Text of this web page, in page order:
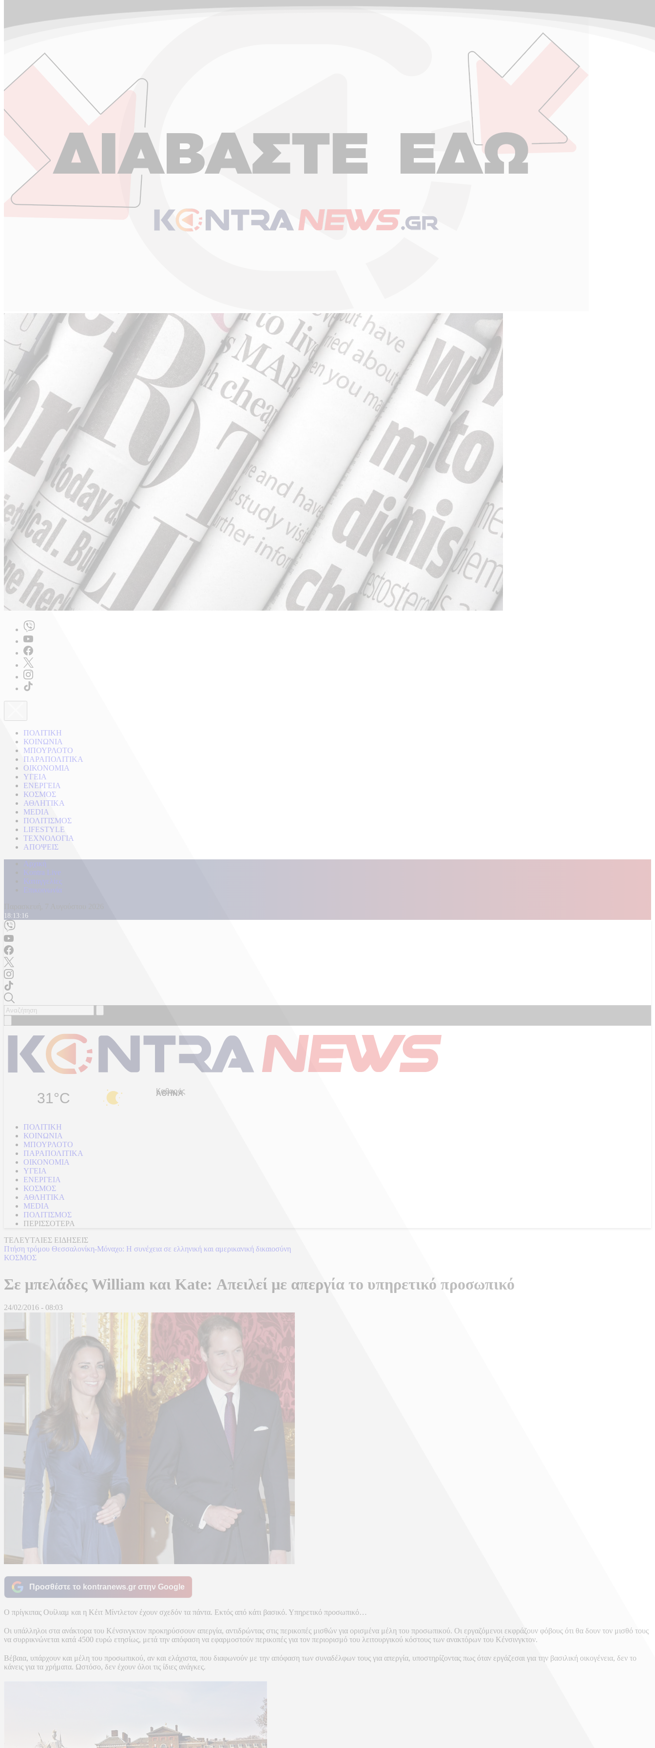
ΠΟΛΙΤΙΚΗ
ΚΟΙΝΩΝΙΑ
ΜΠΟΥΡΛΟΤΟ
ΠΑΡΑΠΟΛΙΤΙΚΑ
ΟΙΚΟΝΟΜΙΑ
ΥΓΕΙΑ
ΕΝΕΡΓΕΙΑ
ΚΟΣΜΟΣ
ΑΘΛΗΤΙΚΑ
MEDIA
ΠΟΛΙΤΙΣΜΟΣ
LIFESTYLE
ΤΕΧΝΟΛΟΓΙΑ
ΑΠΟΨΕΙΣ
Αρχική
Kontra Live
Καταγγελίες
Επικοινωνία
18:13:18
31°C Καθαρός
ΠΟΛΙΤΙΚΗ
ΚΟΙΝΩΝΙΑ
ΜΠΟΥΡΛΟΤΟ
ΠΑΡΑΠΟΛΙΤΙΚΑ
ΟΙΚΟΝΟΜΙΑ
ΥΓΕΙΑ
ΕΝΕΡΓΕΙΑ
ΚΟΣΜΟΣ
ΑΘΛΗΤΙΚΑ
MEDIA
ΠΟΛΙΤΙΣΜΟΣ
ΠΕΡΙΣΣΟΤΕΡΑ
ΤΕΛΕΥΤΑΙΕΣ ΕΙΔΗΣΕΙΣ
Πτήση τρόμου Θεσσαλονίκη-Μόναχο: Η συνέχεια σε ελληνική και αμερικανική δικαιοσύνη
ΚΟΣΜΟΣ
Σε μπελάδες William και Kate: Απειλεί με απεργία το υπηρετικό προσωπικό
24/02/2016 - 08:03
Προσθέστε το kontranews.gr στην Google
Ο πρίγκιπας Ουίλιαμ και η Κέιτ Μίντλετον έχουν σχεδόν τα πάντα. Εκτός από κάτι βασικό. Υπηρετικό προσωπικό…
Οι υπάλληλοι στα ανάκτορα του Κένσινγκτον προκηρύσσουν απεργία, αντιδρώντας στις περικοπές μισθών για ορισμένα μέλη του προσωπικού. Οι εργαζόμενοι εκφράζουν φόβους ότι θα δουν τον μισθό τους
να συρρικνώνεται κατά 4500 ευρώ ετησίως, μετά την απόφαση να εφαρμοστούν περικοπές για τον περιορισμό του λειτουργικού κόστους των ανακτόρων του Κένσινγκτον.
Βέβαια, υπάρχουν και μέλη του προσωπικού, αν και ελάχιστα, που διαφωνούν με την απόφαση των συναδέλφων τους για απεργία, υποστηρίζοντας πως όταν εργάζεσαι για την βασιλική οικογένεια, δεν το
κάνεις για τα χρήματα. Ωστόσο, δεν έχουν όλοι τις ίδιες ανάγκες.